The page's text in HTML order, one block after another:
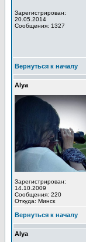
Зарегистрирован:
20.05.2014
Сообщения: 1327
Вернуться к началу
Alya
Зарегистрирован:
14.10.2009
Сообщения: 220
Откуда: Минск
Вернуться к началу
Alya